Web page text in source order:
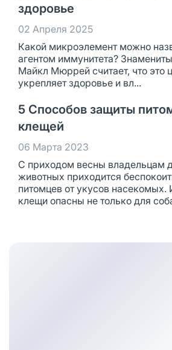
здоровье
02 Апреля 2025
Какой микроэлемент можно
агентом иммунитета?
Майкл Мюррей считает, что это
укрепляет здоровье и вл...
5 Способов защиты
клещей
06 Марта 2023
С приходом весны владельцам
животных приходится
питомцев от укусов
клещи опасны не только для